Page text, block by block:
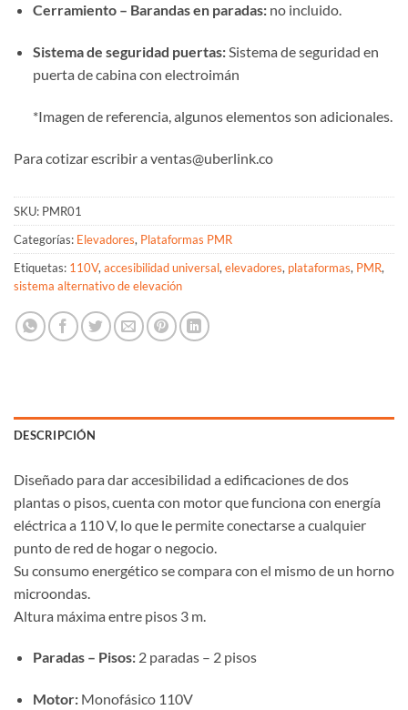
Cerramiento – Barandas en paradas:no incluido.
Sistema de seguridad puertas:Sistema de seguridad en
puerta de cabina con electroimán
*Imagen de referencia, algunos elementos son adicionales.
Para cotizar escribir a ventas@uberlink.co
SKU: PMR01
Categorías: Elevadores, Plataformas PMR
Etiquetas: 110V, accesibilidad universal, elevadores, plataformas, PMR,
sistema alternativo de elevación
DESCRIPCIÓN
Diseñado para dar accesibilidad a edificaciones de dos
plantas o pisos, cuenta con motor que funciona con energía
eléctrica a 110 V, lo que le permite conectarse a cualquier
punto de red de hogar o negocio.
Su consumo energético se compara con el mismo de un horno
microondas.
Altura máxima entre pisos 3 m.
Paradas – Pisos: 2 paradas – 2 pisos
Motor: Monofásico 110V